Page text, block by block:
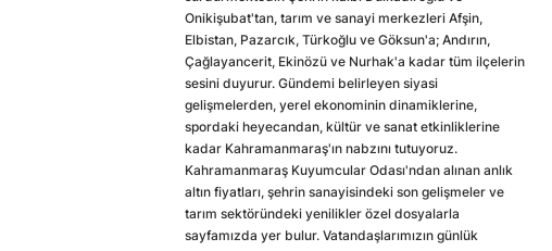
Onikişubat'tan, tarım ve sanayi merkezleri Afşin,
Elbistan, Pazarcık, Türkoğlu ve Göksun'a; Andırın,
Çağlayancerit, Ekinözü ve Nurhak'a kadar tüm ilçelerin
sesini duyurur. Gündemi belirleyen siyasi
gelişmelerden, yerel ekonominin dinamiklerine,
spordaki heyecandan, kültür ve sanat etkinliklerine
kadar Kahramanmaraş'ın nabzını tutuyoruz.
Kahramanmaraş Kuyumcular Odası'ndan alınan anlık
altın fiyatları, şehrin sanayisindeki son gelişmeler ve
tarım sektöründeki yenilikler özel dosyalarla
sayfamızda yer bulur. Vatandaşlarımızın günlük